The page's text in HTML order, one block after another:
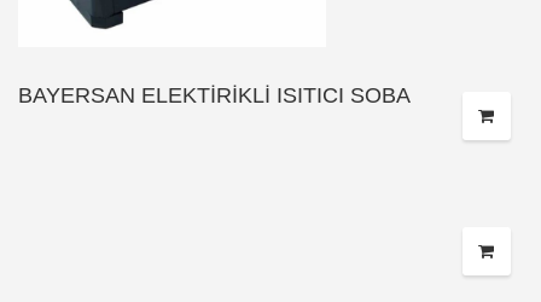
BAYERSAN ELEKTİRİKLİ ISITICI SOBA